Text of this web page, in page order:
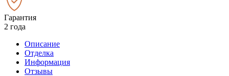
Гарантия
2 года
Описание
Отделка
Информация
Отзывы